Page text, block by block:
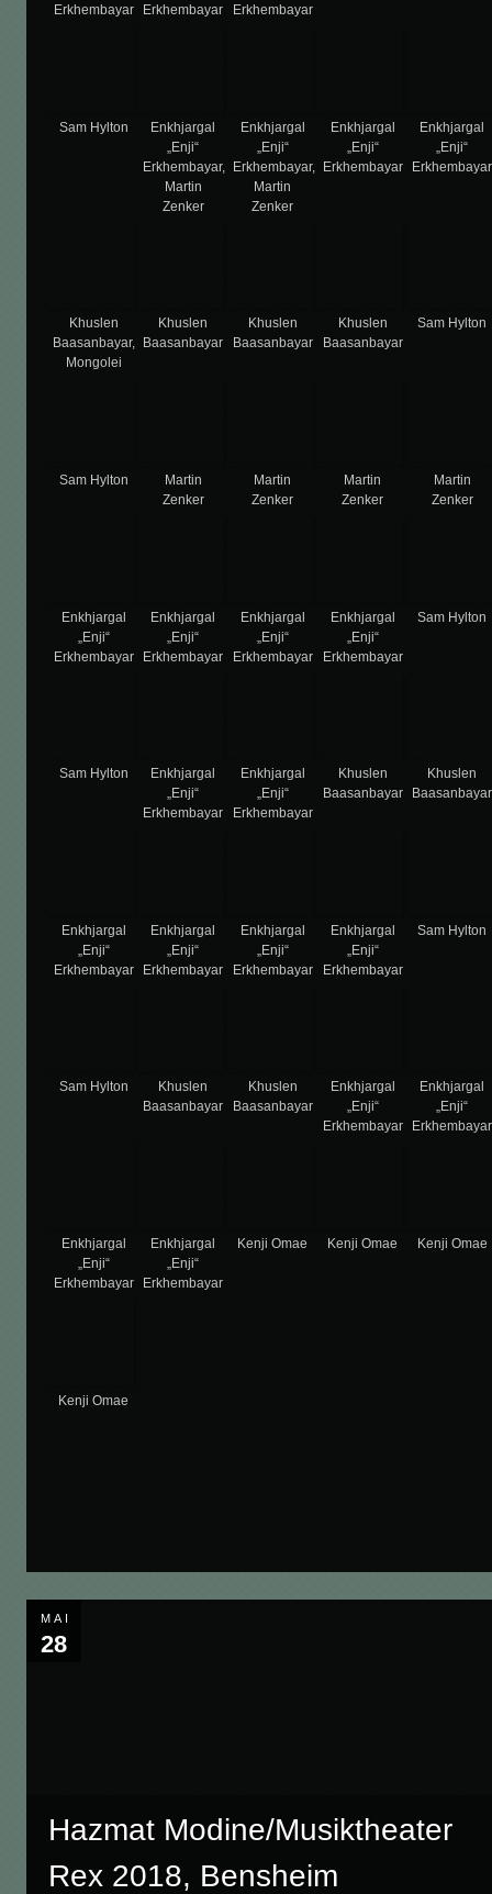
Erkhembayar
Erkhembayar
Erkhembayar
Sam Hylton
Enkhjargal
„Enji“
Erkhembayar,
Martin
Zenker
Enkhjargal
„Enji“
Erkhembayar,
Martin
Zenker
Enkhjargal
„Enji“
Erkhembayar
Enkhjargal
„Enji“
Erkhembayar
Khuslen
Baasanbayar,
Mongolei
Khuslen
Baasanbayar
Khuslen
Baasanbayar
Khuslen
Baasanbayar
Sam Hylton
Sam Hylton
Martin
Zenker
Martin
Zenker
Martin
Zenker
Martin
Zenker
Enkhjargal
„Enji“
Erkhembayar
Enkhjargal
„Enji“
Erkhembayar
Enkhjargal
„Enji“
Erkhembayar
Enkhjargal
„Enji“
Erkhembayar
Sam Hylton
Sam Hylton
Enkhjargal
„Enji“
Erkhembayar
Enkhjargal
„Enji“
Erkhembayar
Khuslen
Baasanbayar
Khuslen
Baasanbayar
Enkhjargal
„Enji“
Erkhembayar
Enkhjargal
„Enji“
Erkhembayar
Enkhjargal
„Enji“
Erkhembayar
Enkhjargal
„Enji“
Erkhembayar
Sam Hylton
Sam Hylton
Khuslen
Baasanbayar
Khuslen
Baasanbayar
Enkhjargal
„Enji“
Erkhembayar
Enkhjargal
„Enji“
Erkhembayar
Enkhjargal
„Enji“
Erkhembayar
Enkhjargal
„Enji“
Erkhembayar
Kenji Omae Kenji Omae Kenji Omae
Kenji Omae
MAI
28
Hazmat Modine/Musiktheater
Rex 2018, Bensheim